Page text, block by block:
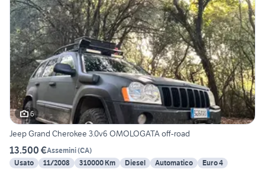
6
Jeep Grand Cherokee 3.0v6 OMOLOGATA off-road
13.500 €Assemini(CA)
Usato
11/2008 310000 Km Diesel Automatico Euro 4